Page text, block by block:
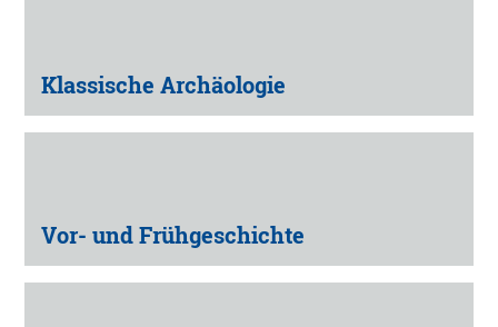
Klassische Archäologie
Vor- und Frühgeschichte